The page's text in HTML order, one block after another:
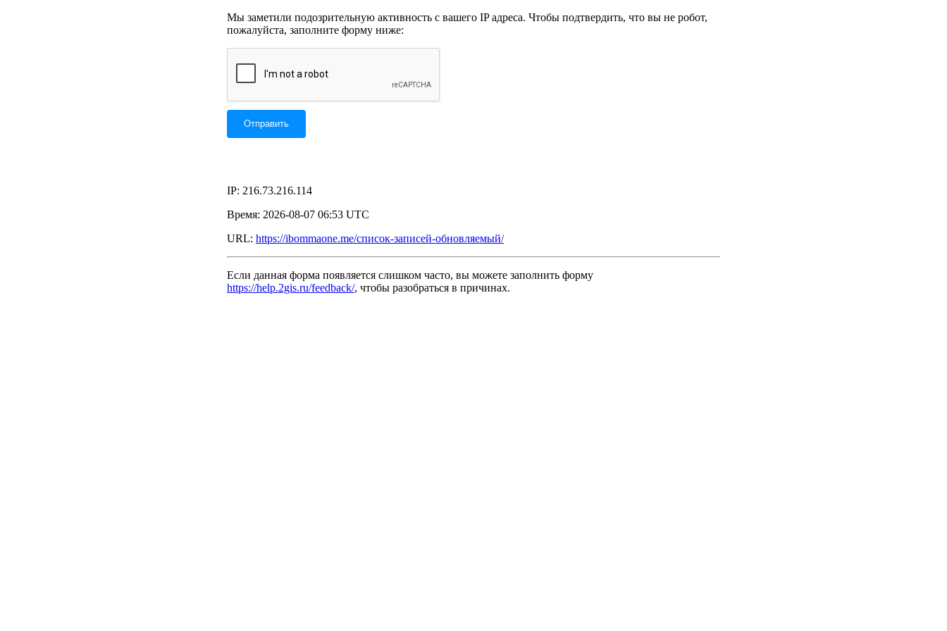
Мы заметили подозрительную активность с вашего IP адреса. Чтобы подтвердить, что вы не робот,
пожалуйста, заполните форму ниже:
IP: 216.73.216.114
Время: 2026-08-07 06:53 UTC
URL: https://ibommaone.me/список-записей-обновляемый/
Если данная форма появляется слишком часто, вы можете заполнить форму
https://help.2gis.ru/feedback/, чтобы разобраться в причинах.